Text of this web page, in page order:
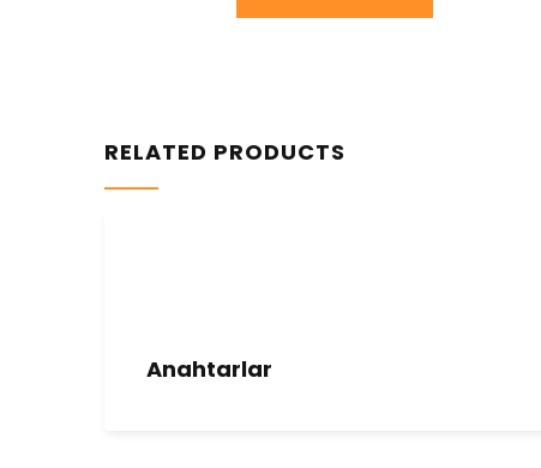
RELATED PRODUCTS
Anahtarlar